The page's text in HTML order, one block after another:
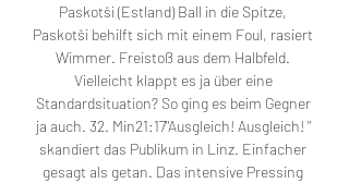
Paskotši (Estland) Ball in die Spitze,
Paskotši behilft sich mit einem Foul, rasiert
Wimmer. Freistoß aus dem Halbfeld.
Vielleicht klappt es ja über eine
Standardsituation? So ging es beim Gegner
ja auch. 32. Min21:17"Ausgleich! Ausgleich! "
skandiert das Publikum in Linz. Einfacher
gesagt als getan. Das intensive Pressing